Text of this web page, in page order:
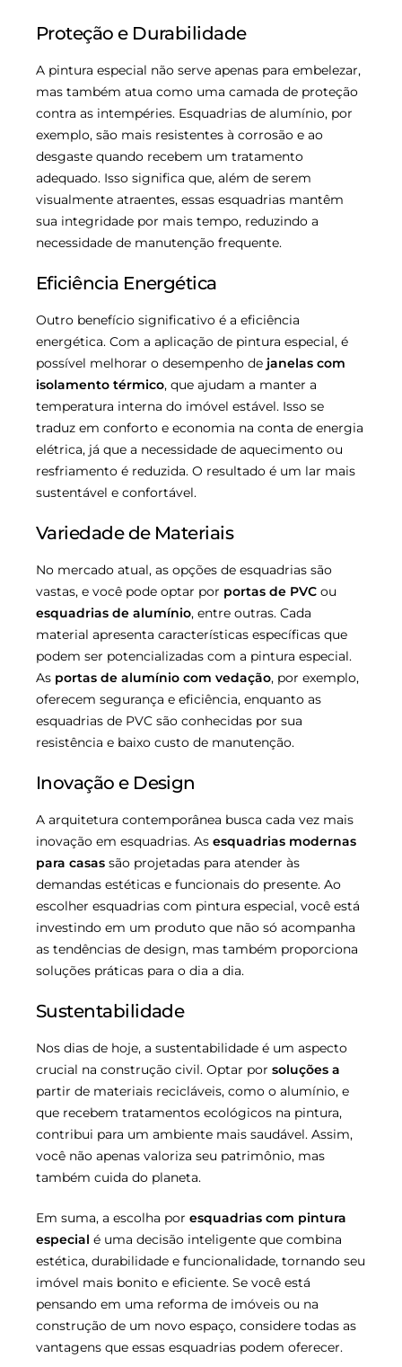
Proteção e Durabilidade
A pintura especial não serve apenas para embelezar,
mas também atua como uma camada de proteção
contra as intempéries. Esquadrias de alumínio, por
exemplo, são mais resistentes à corrosão e ao
desgaste quando recebem um tratamento
adequado. Isso significa que, além de serem
visualmente atraentes, essas esquadrias mantêm
sua integridade por mais tempo, reduzindo a
necessidade de manutenção frequente.
Eficiência Energética
Outro benefício significativo é a eficiência
energética. Com a aplicação de pintura especial, é
possível melhorar o desempenho de janelas com
isolamento térmico, que ajudam a manter a
temperatura interna do imóvel estável. Isso se
traduz em conforto e economia na conta de energia
elétrica, já que a necessidade de aquecimento ou
resfriamento é reduzida. O resultado é um lar mais
sustentável e confortável.
Variedade de Materiais
No mercado atual, as opções de esquadrias são
vastas, e você pode optar por portas de PVC ou
esquadrias de alumínio, entre outras. Cada
material apresenta características específicas que
podem ser potencializadas com a pintura especial.
As portas de alumínio com vedação, por exemplo,
oferecem segurança e eficiência, enquanto as
esquadrias de PVC são conhecidas por sua
resistência e baixo custo de manutenção.
Inovação e Design
A arquitetura contemporânea busca cada vez mais
inovação em esquadrias. As esquadrias modernas
para casas são projetadas para atender às
demandas estéticas e funcionais do presente. Ao
escolher esquadrias com pintura especial, você está
investindo em um produto que não só acompanha
as tendências de design, mas também proporciona
soluções práticas para o dia a dia.
Sustentabilidade
Nos dias de hoje, a sustentabilidade é um aspecto
crucial na construção civil. Optar por soluções a
partir de materiais recicláveis, como o alumínio, e
que recebem tratamentos ecológicos na pintura,
contribui para um ambiente mais saudável. Assim,
você não apenas valoriza seu patrimônio, mas
também cuida do planeta.
Em suma, a escolha por esquadrias com pintura
especial é uma decisão inteligente que combina
estética, durabilidade e funcionalidade, tornando seu
imóvel mais bonito e eficiente. Se você está
pensando em uma reforma de imóveis ou na
construção de um novo espaço, considere todas as
vantagens que essas esquadrias podem oferecer.